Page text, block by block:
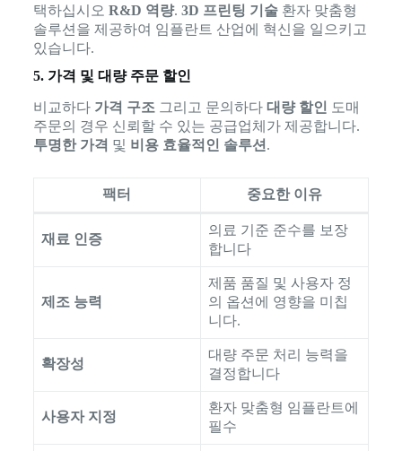
택하십시오 R&D 역량. 3D 프린팅 기술환자 맞춤형
솔루션을 제공하여 임플란트 산업에 혁신을 일으키고
있습니다.
5. 가격 및 대량 주문 할인
비교하다 가격 구조 그리고 문의하다 대량 할인 도매
주문의 경우 신뢰할 수 있는 공급업체가 제공합니다.
투명한 가격 및 비용 효율적인 솔루션 .
팩터 중요한 이유
재료 인증
의료 기준 준수를 보장
합니다
제조 능력
제품 품질 및 사용자 정
의 옵션에 영향을 미칩
니다.
확장성
대량 주문 처리 능력을
결정합니다
사용자 지정
환자 맞춤형 임플란트에
필수